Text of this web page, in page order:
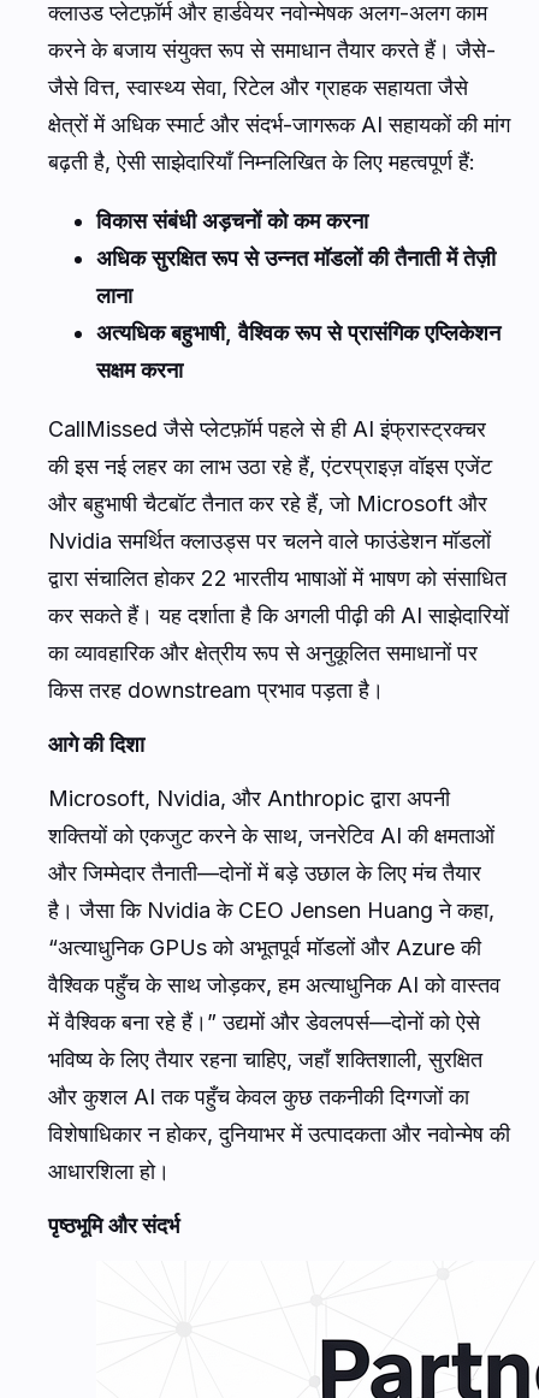
क्लाउड प्लेटफ़ॉर्म और हार्डवेयर नवोन्मेषक अलग-अलग काम
करने के बजाय संयुक्त रूप से समाधान तैयार करते हैं। जैसे-
जैसे वित्त, स्वास्थ्य सेवा, रिटेल और ग्राहक सहायता जैसे
क्षेत्रों में अधिक स्मार्ट और संदर्भ-जागरूक AI सहायकों की मांग
बढ़ती है, ऐसी साझेदारियाँ निम्नलिखित के लिए महत्वपूर्ण हैं:
विकास संबंधी अड़चनों को कम करना
अधिक सुरक्षित रूप से उन्नत मॉडलों की तैनाती में तेज़ी
लाना
अत्यधिक बहुभाषी, वैश्विक रूप से प्रासंगिक एप्लिकेशन
सक्षम करना
CallMissed जैसे प्लेटफ़ॉर्म पहले से ही AI इंफ्रास्ट्रक्चर
की इस नई लहर का लाभ उठा रहे हैं, एंटरप्राइज़ वॉइस एजेंट
और बहुभाषी चैटबॉट तैनात कर रहे हैं, जो Microsoft और
Nvidia समर्थित क्लाउड्स पर चलने वाले फाउंडेशन मॉडलों
द्वारा संचालित होकर 22 भारतीय भाषाओं में भाषण को संसाधित
कर सकते हैं। यह दर्शाता है कि अगली पीढ़ी की AI साझेदारियों
का व्यावहारिक और क्षेत्रीय रूप से अनुकूलित समाधानों पर
किस तरह downstream प्रभाव पड़ता है।
आगे की दिशा
Microsoft, Nvidia, और Anthropic द्वारा अपनी
शक्तियों को एकजुट करने के साथ, जनरेटिव AI की क्षमताओं
और जिम्मेदार तैनाती—दोनों में बड़े उछाल के लिए मंच तैयार
है। जैसा कि Nvidia के CEO Jensen Huang ने कहा,
“अत्याधुनिक GPUs को अभूतपूर्व मॉडलों और Azure की
वैश्विक पहुँच के साथ जोड़कर, हम अत्याधुनिक AI को वास्तव
में वैश्विक बना रहे हैं।” उद्यमों और डेवलपर्स—दोनों को ऐसे
भविष्य के लिए तैयार रहना चाहिए, जहाँ शक्तिशाली, सुरक्षित
और कुशल AI तक पहुँच केवल कुछ तकनीकी दिग्गजों का
विशेषाधिकार न होकर, दुनियाभर में उत्पादकता और नवोन्मेष की
आधारशिला हो।
पृष्ठभूमि और संदर्भ